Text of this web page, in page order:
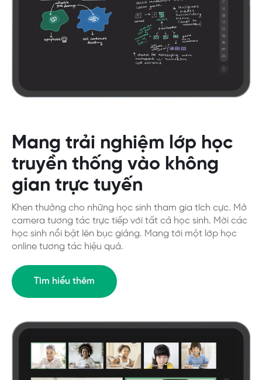
Mang trải nghiệm lớp học
truyền thống vào không
gian trực tuyến
Khen thưởng cho những học sinh tham gia tích cực. Mở
camera tương tác trực tiếp với tất cả học sinh. Mời các
học sinh nổi bật lên bục giảng. Mang tới một lớp học
online tương tác hiệu quả.
Tìm hiểu thêm